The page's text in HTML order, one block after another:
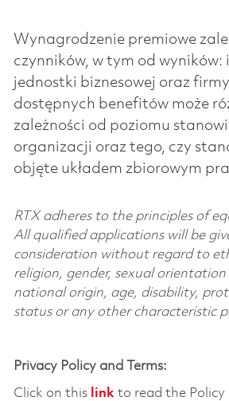
Wynagrodzenie premiowe
czynników, w tym od
jednostki biznesowej oraz
dostępnych benefitów może
zależności od poziomu
organizacji oraz tego, czy
objęte układem zbiorowym
RTX adheres to the principles of
All qualified applications will be
consideration without regard to
religion, gender, sexual
national origin, age, disability,
status or any other characteristic
Privacy Policy and Terms:
Click on this linkto read the Policy